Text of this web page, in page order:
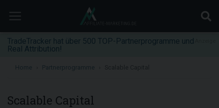
TradeTracker hat über 500 TOP-Partnerprogramme und
Real Attribution!
Home Partnerprogramme
Scalable Capital